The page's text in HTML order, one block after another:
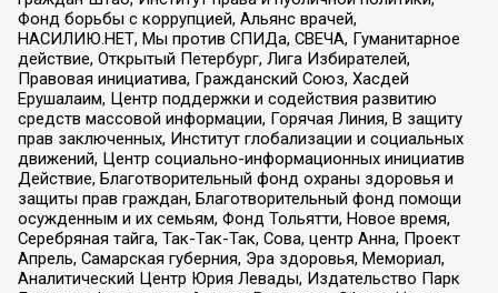
Фонд борьбы с коррупцией, Альянс врачей,
НАСИЛИЮ.НЕТ, Мы против СПИДа, СВЕЧА, Гуманитарное
действие, Открытый Петербург, Лига Избирателей,
Правовая инициатива, Гражданский Союз, Хасдей
Ерушалаим, Центр поддержки и содействия развитию
средств массовой информации, Горячая Линия, В защиту
прав заключенных, Институт глобализации и социальных
движений, Центр социально-информационных инициатив
Действие, Благотворительный фонд охраны здоровья и
защиты прав граждан, Благотворительный фонд помощи
осужденным и их семьям, Фонд Тольятти, Новое время,
Серебряная тайга, Так-Так-Так, Сова, центр Анна, Проект
Апрель, Самарская губерния, Эра здоровья, Мемориал,
Аналитический Центр Юрия Левады, Издательство Парк